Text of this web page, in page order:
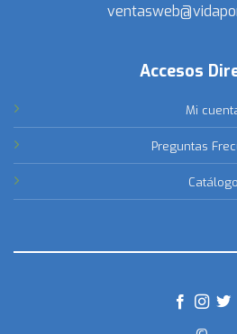
Accesos
Mi
Preguntas
Catálogo